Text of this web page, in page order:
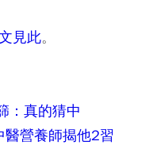
見此。
：真的猜中
營養師揭他2習